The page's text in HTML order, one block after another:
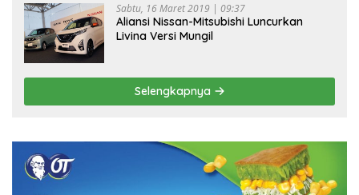
Sabtu, 16 Maret 2019 | 09:37
Aliansi Nissan-Mitsubishi Luncurkan
Livina Versi Mungil
Selengkapnya